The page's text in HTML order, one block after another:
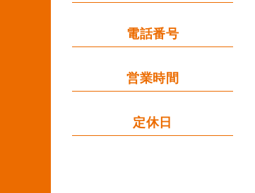
電話番号
営業時間
定休日